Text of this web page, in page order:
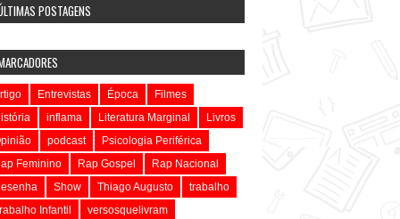
POSTAGENS
Entrevistas Época
Filmes
inflama Literatura Marginal
Livros
podcast
Psicologia Periférica
Feminino
Rap Gospel
Rap Nacional
Show Thiago Augusto
trabalho
Infantil
versosquelivram